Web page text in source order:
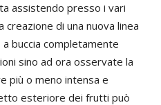
assistendo presso i vari
di una nuova linea
buccia completamente
sino ad ora osservate la
più o meno intensa e
esteriore dei frutti può